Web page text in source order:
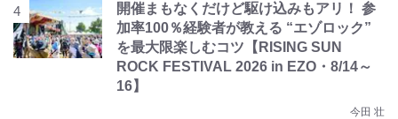
開催まもなくだけど駆け込みもアリ！ 参
加率100％経験者が教える “エゾロック”
を最大限楽しむコツ【RISING SUN
ROCK FESTIVAL 2026 in EZO・8/14～
16】
今田 壮